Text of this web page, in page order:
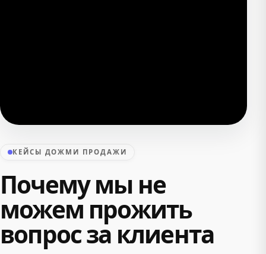
КЕЙСЫ ДОЖМИ ПРОДАЖИ
Почему мы не
можем прожить
вопрос за клиента